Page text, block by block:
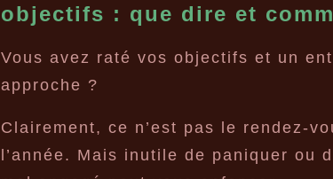
objectifs : que dire et
Vous avez raté vos objectifs et un
approche ?
Clairement, ce n’est pas le rendez-
l’année. Mais inutile de paniquer ou